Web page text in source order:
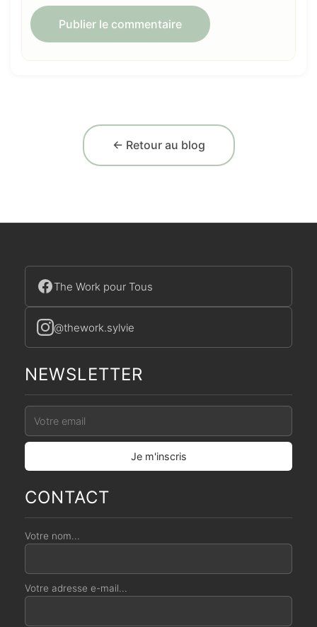
← Retour au blog
The Work pour Tous
@thework.sylvie
NEWSLETTER
CONTACT
Votre nom...
Votre adresse e-mail...